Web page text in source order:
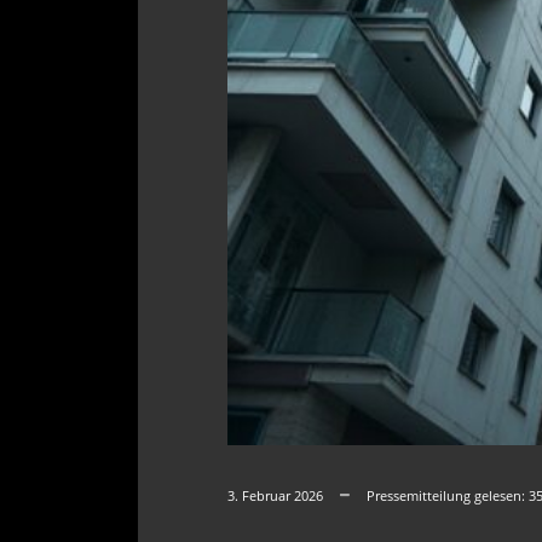
3. Februar 2026 Pressemitteilung gelesen: